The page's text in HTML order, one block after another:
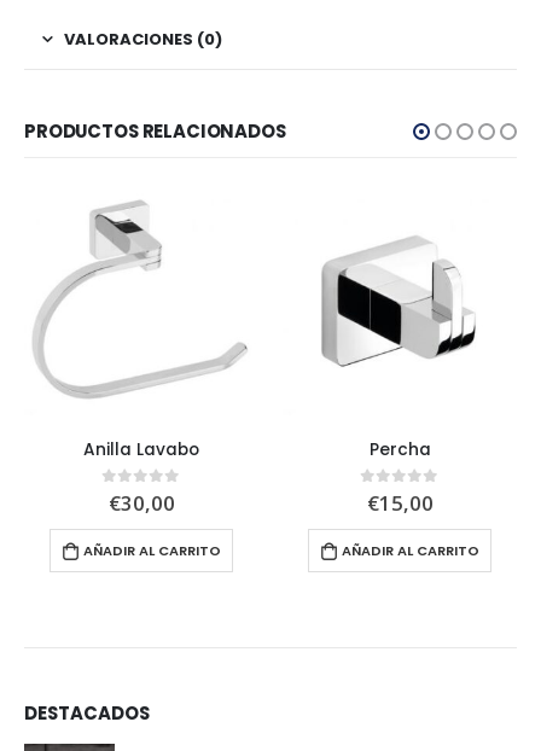
VALORACIONES (0)
PRODUCTOS RELACIONADOS
Anilla Lavabo
0out of 5
€30,00
AÑADIR AL CARRITO
Percha
0out of 5
€15,00
AÑADIR AL CARRITO
DESTACADOS